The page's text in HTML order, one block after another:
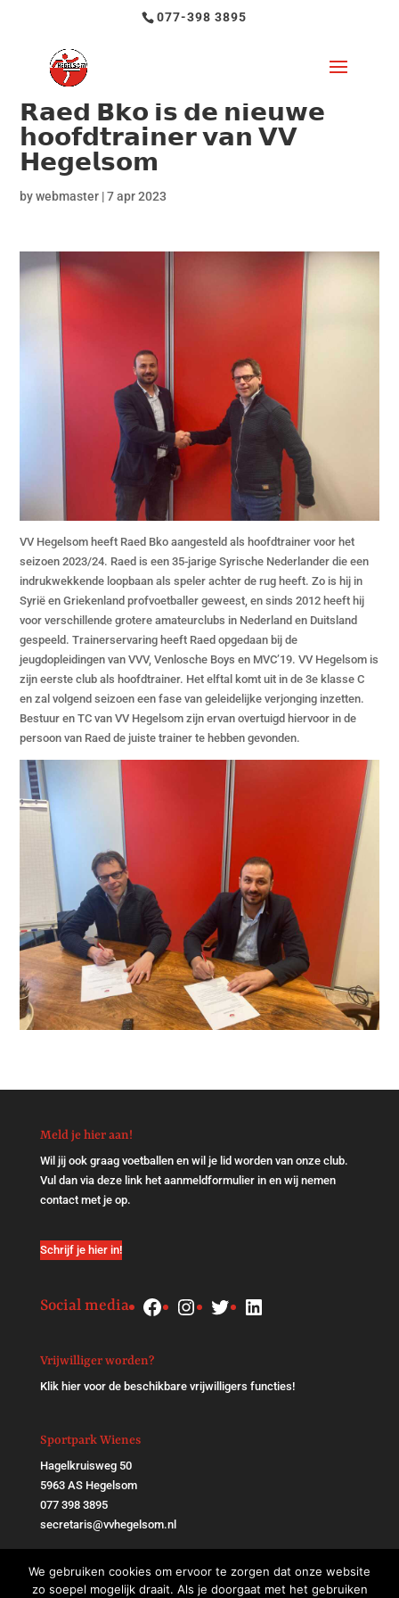
077-398 3895
𝗥𝗮𝗲𝗱 𝗕𝗸𝗼 𝗶𝘀 𝗱𝗲 𝗻𝗶𝗲𝘂𝘄𝗲
𝗵𝗼𝗼𝗳𝗱𝘁𝗿𝗮𝗶𝗻𝗲𝗿 𝘃𝗮𝗻 𝗩𝗩
𝗛𝗲𝗴𝗲𝗹𝘀𝗼𝗺
bywebmaster |7 apr 2023
VV Hegelsom heeft Raed Bko aangesteld als hoofdtrainer voor het
seizoen 2023/24. Raed is een 35-jarige Syrische Nederlander die een
indrukwekkende loopbaan als speler achter de rug heeft. Zo is hij in
Syrië en Griekenland profvoetballer geweest, en sinds 2012 heeft hij
voor verschillende grotere amateurclubs in Nederland en Duitsland
gespeeld. Trainerservaring heeft Raed opgedaan bij de
jeugdopleidingen van VVV, Venlosche Boys en MVC’19. VV Hegelsom is
zijn eerste club als hoofdtrainer. Het elftal komt uit in de 3e klasse C
en zal volgend seizoen een fase van geleidelijke verjonging inzetten.
Bestuur en TC van VV Hegelsom zijn ervan overtuigd hiervoor in de
persoon van Raed de juiste trainer te hebben gevonden.
Meld je hier aan!
Wil jij ook graag voetballen en wil je lid worden van onze club.
Vul dan via deze linkhet aanmeldformulier in en wij nemen
contact met je op.
Schrijf je hier in!
Social media Facebook
Instagram
TwitterLinkedIn
Vrijwilliger worden?
Klik hiervoor de beschikbare vrijwilligers functies!
Sportpark Wienes
Hagelkruisweg 50
5963 AS Hegelsom
077 398 3895
secretaris@vvhegelsom.nl
We gebruiken cookies om ervoor te zorgen dat onze website
zo soepel mogelijk draait. Als je doorgaat met het gebruiken